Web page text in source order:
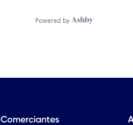
Comerciantes